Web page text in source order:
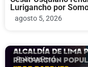
Lurigancho por
agosto 5, 2026
Politica Peru